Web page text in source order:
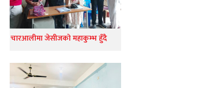
चारआलीमा जेसीजको महाकुम्भ हुँदै